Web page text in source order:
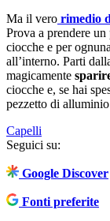
Ma il vero rimedio
Prova a prendere
ciocche e per
all’interno. Parti
magicamente
ciocche e, se hai
pezzetto di
Capelli
Seguici su:
Google Discover
Fonti preferite